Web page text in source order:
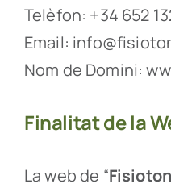
Telèfon: +34 652
Email:
Nom de Domini:
Finalitat de la
La web de “